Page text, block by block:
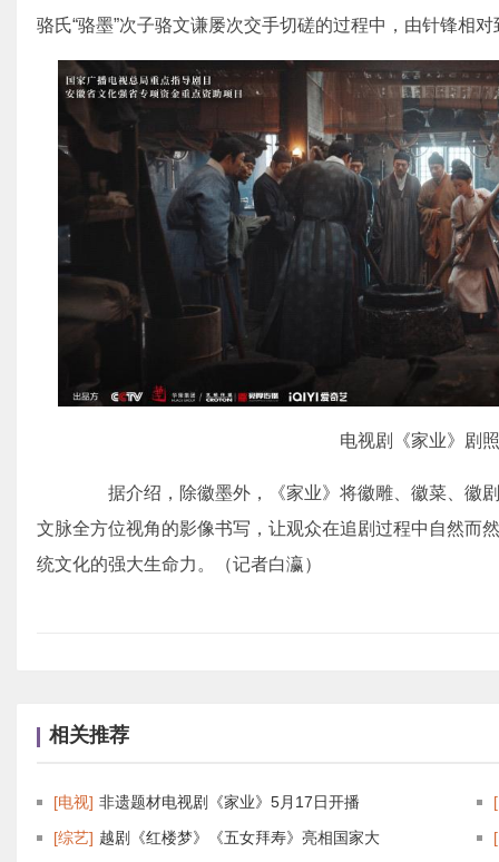
骆氏“骆墨”次子骆文谦屡次交手切磋的过程中，由针锋相
电视剧《家业》剧
据介绍，除徽墨外，《家业》将徽雕、徽菜、徽
文脉全方位视角的影像书写，让观众在追剧过程中自然而
统文化的强大生命力。（记者白瀛）
相关推荐
[电视] 非遗题材电视剧《家业》5月17日开播
[综艺] 越剧《红楼梦》《五女拜寿》亮相国家大